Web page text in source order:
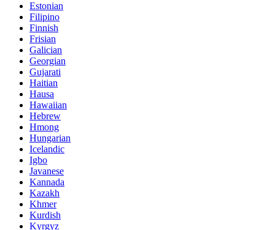
Estonian
Filipino
Finnish
Frisian
Galician
Georgian
Gujarati
Haitian
Hausa
Hawaiian
Hebrew
Hmong
Hungarian
Icelandic
Igbo
Javanese
Kannada
Kazakh
Khmer
Kurdish
Kyrgyz